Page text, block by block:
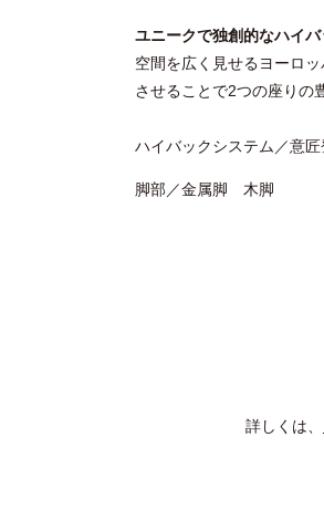
ユニークで独創的なハイバ
空間を広く見せるヨーロ
させることで2つの座りの
ハイバックシステム／意
脚部／金属脚 木脚
詳しくは、